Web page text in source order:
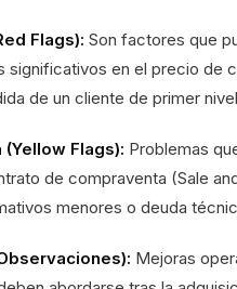
Flags): Son factores que
significativos en el precio de
de un cliente de primer
Flags): Problemas
de compraventa (Sale
menores o deuda
Mejoras